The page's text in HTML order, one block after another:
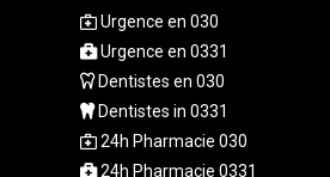
SDG
693.751675
SEK 10.958327
SGD 1.477899
SLE 28.42391
Urgence en 030
Urgence en 0331
Dentistes en 030
Dentistes in 0331
24h Pharmacie 030
24h Pharmacie 0331